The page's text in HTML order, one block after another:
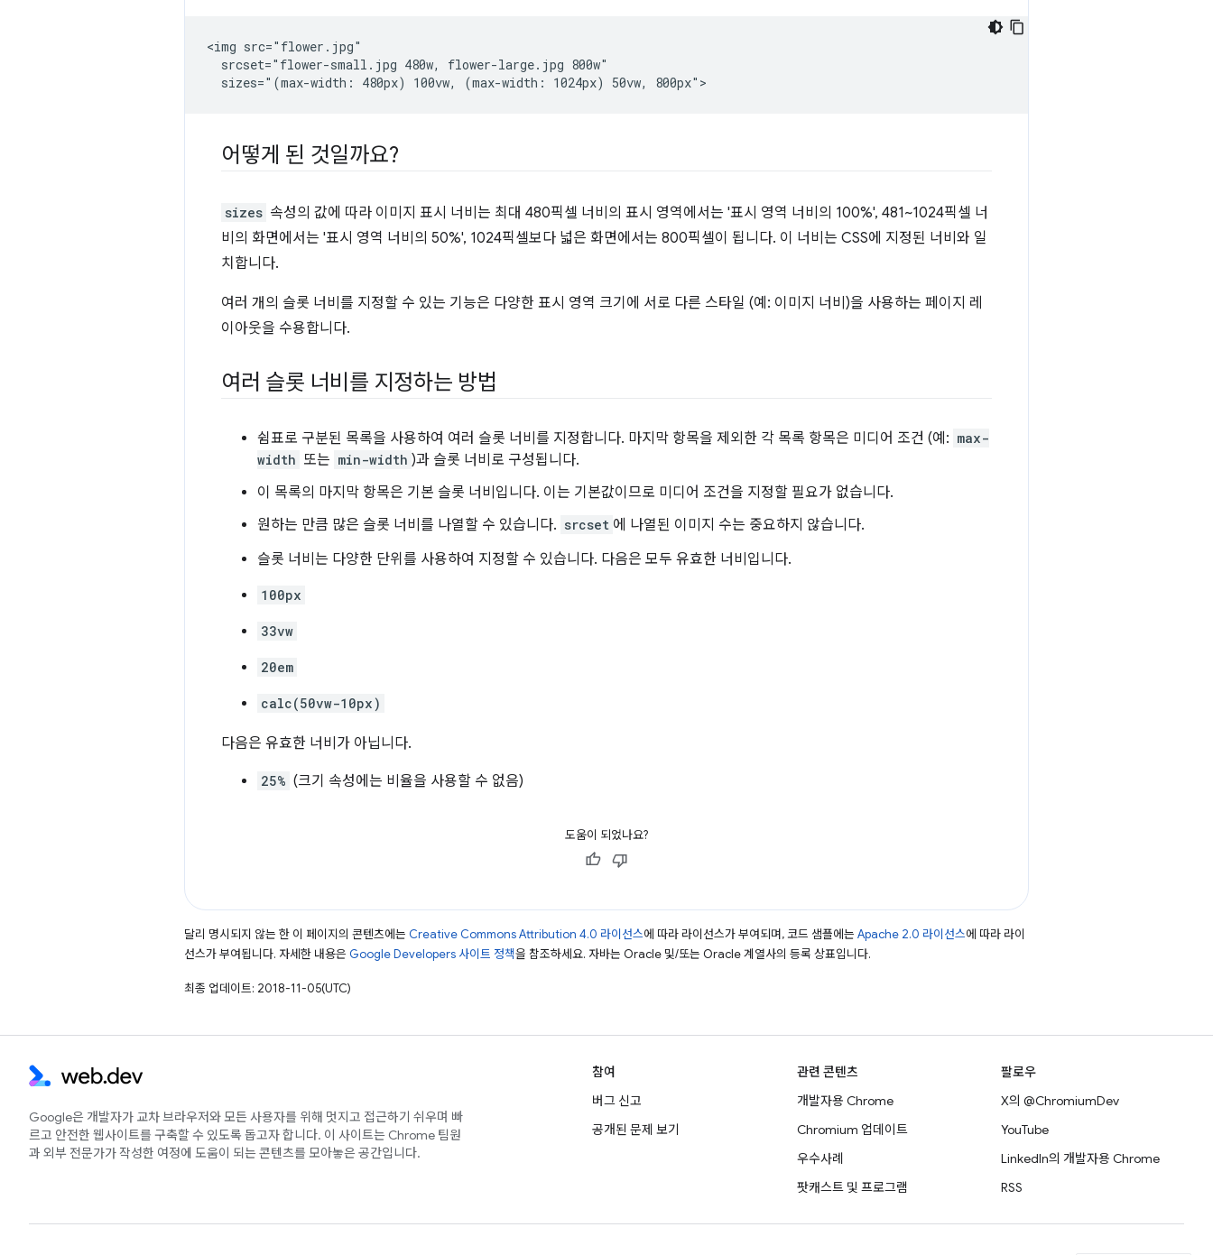
<img src="flower.jpg"
  srcset="flower-small.jpg 480w, flower-large.jpg 800w"
어떻게 된 것일까요?
sizes 속성의 값에 따라 이미지 표시 너비는 최대 480픽셀 너비의 표시 영역에서는 '표시 영역 너비의 100%', 481~1024픽셀 너
비의 화면에서는 '표시 영역 너비의 50%', 1024픽셀보다 넓은 화면에서는 800픽셀이 됩니다. 이 너비는 CSS에 지정된 너비와 일
치합니다.
여러 개의 슬롯 너비를 지정할 수 있는 기능은 다양한 표시 영역 크기에 서로 다른 스타일 (예: 이미지 너비)을 사용하는 페이지 레
이아웃을 수용합니다.
여러 슬롯 너비를 지정하는 방법
쉼표로 구분된 목록을 사용하여 여러 슬롯 너비를 지정합니다. 마지막 항목을 제외한 각 목록 항목은 미디어 조건 (예: max-
width 또는 min-width )과 슬롯 너비로 구성됩니다.
이 목록의 마지막 항목은 기본 슬롯 너비입니다. 이는 기본값이므로 미디어 조건을 지정할 필요가 없습니다.
원하는 만큼 많은 슬롯 너비를 나열할 수 있습니다. srcset 에 나열된 이미지 수는 중요하지 않습니다.
슬롯 너비는 다양한 단위를 사용하여 지정할 수 있습니다. 다음은 모두 유효한 너비입니다.
100px
33vw
20em
calc(50vw-10px)
다음은 유효한 너비가 아닙니다.
25% (크기 속성에는 비율을 사용할 수 없음)
도움이 되었나요?
달리 명시되지 않는 한 이 페이지의 콘텐츠에는 Creative Commons Attribution 4.0 라이선스에 따라 라이선스가 부여되며, 코드 샘플에는 Apache 2.0 라이선스에 따라 라이
선스가 부여됩니다. 자세한 내용은 Google Developers 사이트 정책을 참조하세요. 자바는 Oracle 및/또는 Oracle 계열사의 등록 상표입니다.
최종 업데이트: 2018-11-05(UTC)
Google은 개발자가 교차 브라우저와 모든 사용자를 위해 멋지고 접근하기 쉬우며 빠
르고 안전한 웹사이트를 구축할 수 있도록 돕고자 합니다. 이 사이트는 Chrome 팀원
과 외부 전문가가 작성한 여정에 도움이 되는 콘텐츠를 모아놓은 공간입니다.
참여
버그 신고
공개된 문제 보기
관련 콘텐츠
개발자용 Chrome
Chromium 업데이트
우수사례
팟캐스트 및 프로그램
팔로우
X의 @ChromiumDev
YouTube
LinkedIn의 개발자용 Chrome
RSS